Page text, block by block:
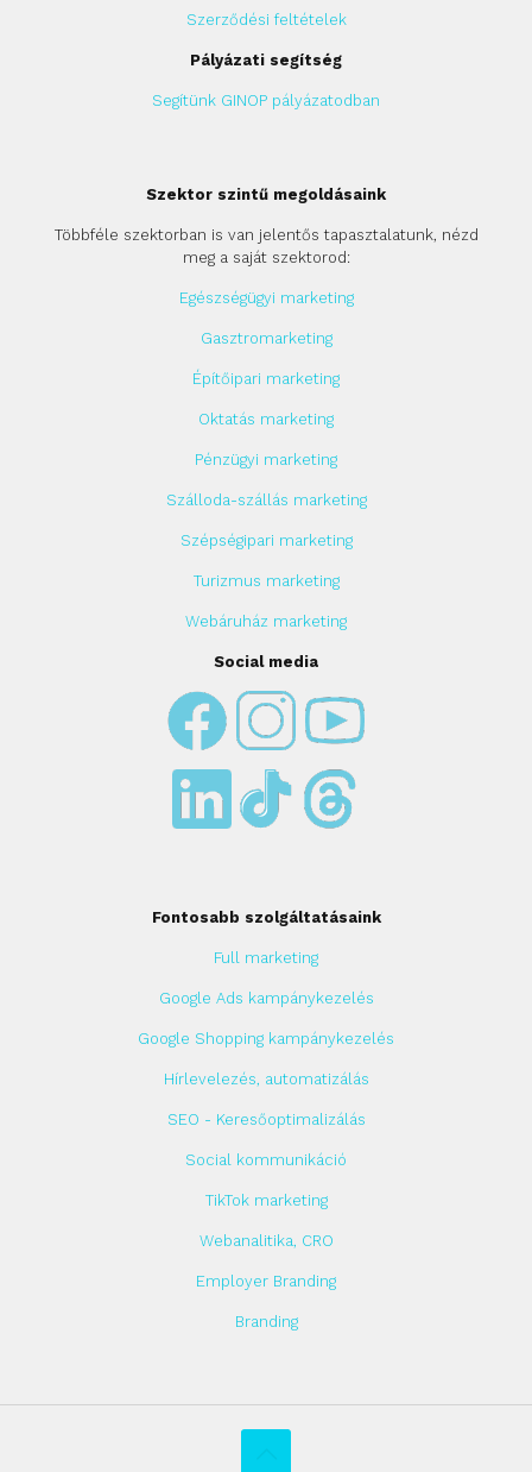
Szerződési feltételek
Pályázati segítség
Segítünk GINOP pályázatodban
Szektor szintű megoldásaink
Többféle szektorban is van jelentős tapasztalatunk, nézd
meg a saját szektorod:
Egészségügyi marketing
Gasztromarketing
Építőipari marketing
Oktatás marketing
Pénzügyi marketing
Szálloda-szállás marketing
Szépségipari marketing
Turizmus marketing
Webáruház marketing
Social media
Fontosabb szolgáltatásaink
Full marketing
Google Ads kampánykezelés
Google Shopping kampánykezelés
Hírlevelezés, automatizálás
SEO - Keresőoptimalizálás
Social kommunikáció
TikTok marketing
Webanalitika, CRO
Employer Branding
Branding